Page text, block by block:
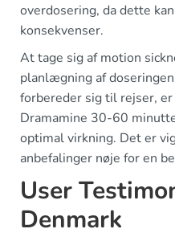
overdosering, da dette
konsekvenser.
At tage sig af motion
planlægning af
forbereder sig til rejser,
Dramamine 30-60
optimal virkning. Det er
anbefalinger nøje for en
User
Denmark